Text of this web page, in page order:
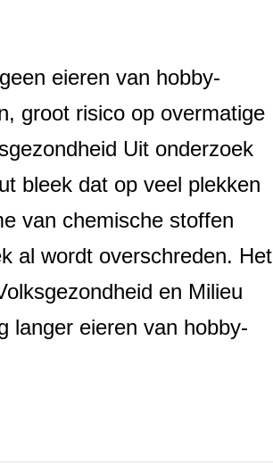
eieren van hobby-
groot risico op overmatige
Uit onderzoek
bleek dat op veel plekken
van chemische stoffen
al wordt overschreden. Het
en Milieu
langer eieren van hobby-